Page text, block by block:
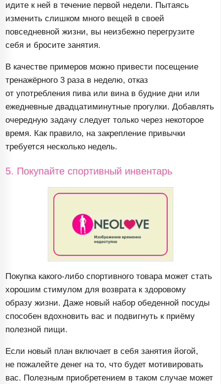
идите к ней в течение первой недели. Пытаясь
изменить слишком много вещей в своей
повседневной жизни, вы неизбежно перегрузите
себя и бросите занятия.
В качестве примеров можно привести посещение
тренажёрного 3 раза в неделю, отказ
от употребления пива или вина в будние дни или
ежедневные двадцатиминутные прогулки. Добавлять
очередную задачу следует только через некоторое
время. Как правило, на закрепление привычки
требуется несколько недель.
5. Покупайте спортивный инвентарь
Покупка какого-либо спортивного товара может стать
хорошим стимулом для возврата к здоровому
образу жизни. Даже новый набор обеденной посуды
способен вдохновить вас и подвигнуть к приёму
полезной пищи.
Если новый план включает в себя занятия йогой,
не пожалейте денег на то, что будет мотивировать
вас. Полезным приобретением в таком случае может